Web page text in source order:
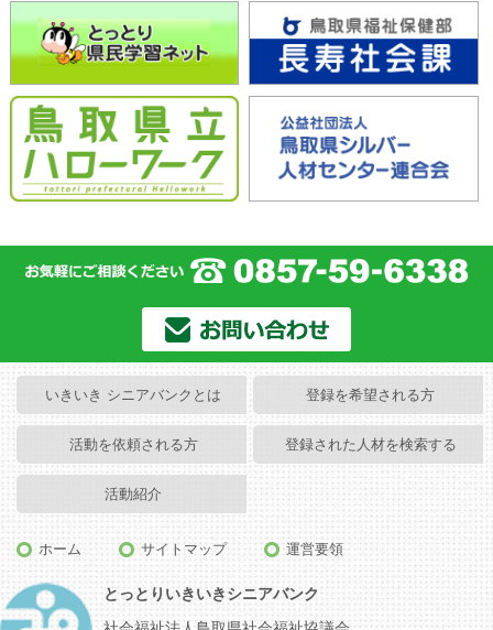
いきいき シニアバンクとは 登録を希望される方
活動を依頼される方 登録された人材を検索する
活動紹介
ホーム サイトマップ 運営要領
とっとりいきいきシニアバンク